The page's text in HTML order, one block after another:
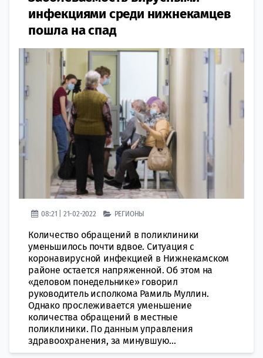
инфекциями среди нижнекамцев
пошла на спад
08:21 | 21-02-2022 РЕГИОНЫ
Количество обращений в поликлиники
уменьшилось почти вдвое. Ситуация с
коронавирусной инфекцией в Нижнекамском
районе остается напряженной. Об этом на
«деловом понедельнике» говорил
руководитель исполкома Рамиль Муллин.
Однако прослеживается уменьшение
количества обращений в местные
поликлиники. По данным управления
здравоохранения, за минувшую...